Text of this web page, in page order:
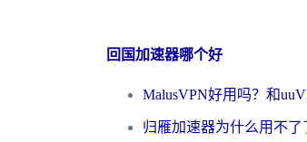
回国加速器哪个好